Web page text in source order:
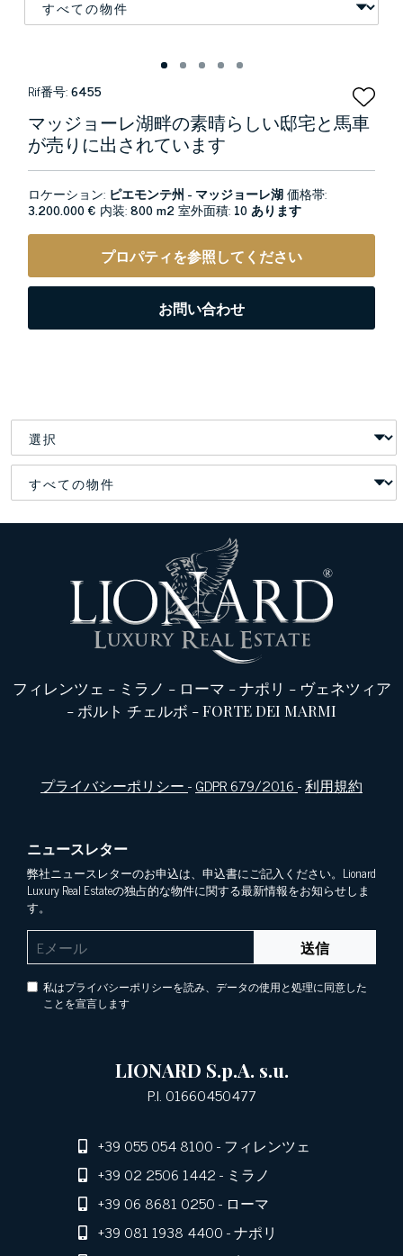
Rif番号:6455
マッジョーレ湖畔の素晴らしい邸宅と馬車
が売りに出されています
ロケーション: ピエモンテ州 - マッジョーレ湖価格帯:
3.200.000 € 内装:800 m2室外面積: 10 あります
プロパティを参照してください
お問い合わせ
フィレンツェ - ミラノ - ローマ -ナポリ - ヴェネツィア
- ポルト チェルボ -FORTE DEI MARMI
プライバシーポリシー-GDPR 679/2016-利用規約
ニュースレター
弊社ニュースレターのお申込は、申込書にご記入ください。Lionard
Luxury Real Estateの独占的な物件に関する最新情報をお知らせしま
す。
送信
私はプライバシーポリシーを読み、データの使用と処理に同意した
ことを宣言します
LIONARD S.p.A. s.u.
P.I. 01660450477
+39 055 054 8100- フィレンツェ
+39 02 2506 1442- ミラノ
+39 06 8681 0250- ローマ
+39 081 1938 4400- ナポリ